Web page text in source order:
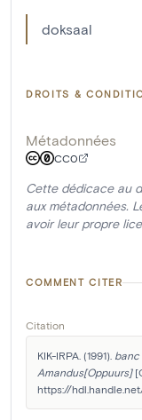
doksaal
DROITS &
Métadonnées
CC0
Cette dédicace au
aux métadonnées.
avoir leur propre
COMMENT CITER
Citation
KIK-IRPA. (1991). banc
Amandus[Oppuurs]
https://